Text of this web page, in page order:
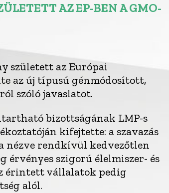
AZ EP-BEN A GMO-
született az Európai
az új típusú génmódosított,
szóló javaslatot.
bizottságának LMP-s
kifejtette: a szavazás
nézve rendkívül kedvezőtlen
érvényes szigorú élelmiszer- és
érintett vállalatok pedig
alól.